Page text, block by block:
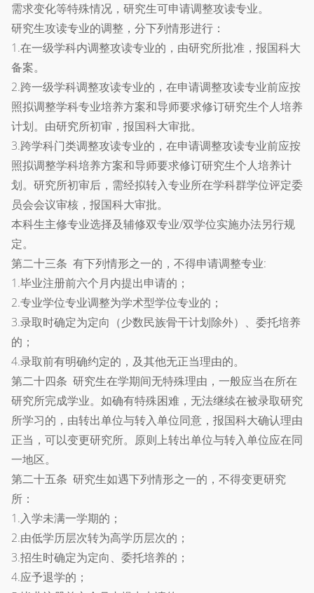
需求变化等特殊情况，研究生可申请调整攻读专业。
研究生攻读专业的调整，分下列情形进行：
1.在一级学科内调整攻读专业的，由研究所批准，报国科大
备案。
2.跨一级学科调整攻读专业的，在申请调整攻读专业前应按
照拟调整学科专业培养方案和导师要求修订研究生个人培养
计划。由研究所初审，报国科大审批。
3.跨学科门类调整攻读专业的，在申请调整攻读专业前应按
照拟调整学科培养方案和导师要求修订研究生个人培养计
划。研究所初审后，需经拟转入专业所在学科群学位评定委
员会会议审核，报国科大审批。
本科生主修专业选择及辅修双专业/双学位实施办法另行规
定。
第二十三条 有下列情形之一的，不得申请调整专业:
1.毕业注册前六个月内提出申请的；
2.专业学位专业调整为学术型学位专业的；
3.录取时确定为定向（少数民族骨干计划除外）、委托培养
的；
4.录取前有明确约定的，及其他无正当理由的。
第二十四条 研究生在学期间无特殊理由，一般应当在所在
研究所完成学业。如确有特殊困难，无法继续在被录取研究
所学习的，由转出单位与转入单位同意，报国科大确认理由
正当，可以变更研究所。原则上转出单位与转入单位应在同
一地区。
第二十五条 研究生如遇下列情形之一的，不得变更研究
所：
1.入学未满一学期的；
2.由低学历层次转为高学历层次的；
3.招生时确定为定向、委托培养的；
4.应予退学的；